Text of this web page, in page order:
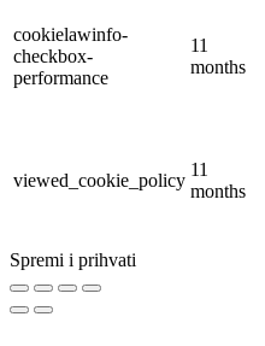
cookielawinfo-
checkbox-
performance
11
months
viewed_cookie_policy
11
months
Spremi i prihvati